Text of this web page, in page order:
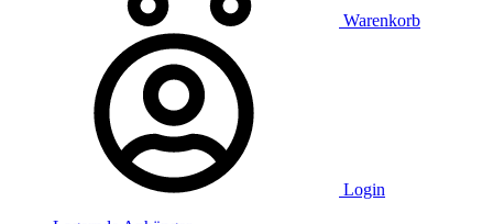
Warenkorb
Login